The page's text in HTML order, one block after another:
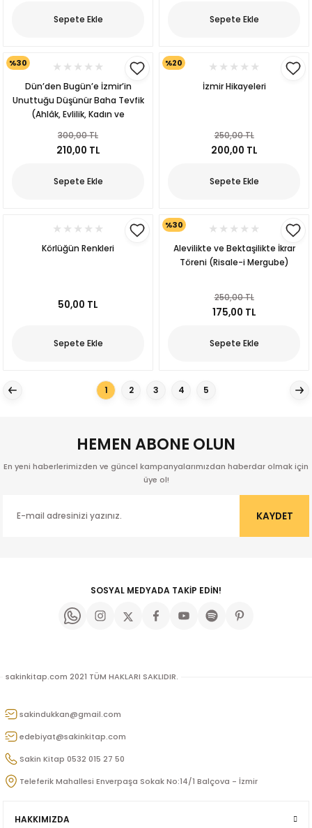
Sepete Ekle Sepete Ekle
%30
Dün’den Bugün’e İzmir’in
Unuttuğu Düşünür Baha Tevfik
(Ahlâk, Evlilik, Kadın ve
300,00 TL
210,00 TL
Sepete Ekle
%20
İzmir Hikayeleri
250,00 TL
200,00 TL
Sepete Ekle
Körlüğün Renkleri
50,00 TL
Sepete Ekle
%30
Alevilikte ve Bektaşilikte İkrar
Töreni (Risale-i Mergube)
250,00 TL
175,00 TL
Sepete Ekle
1 2 3 4 5
HEMEN ABONE OLUN
En yeni haberlerimizden ve güncel kampanyalarımızdan haberdar olmak için
üye ol!
KAYDET
SOSYAL MEDYADA TAKİP EDİN!
sakinkitap.com 2021 TÜM HAKLARI SAKLIDIR.
sakindukkan@gmail.com
edebiyat@sakinkitap.com
Sakin Kitap 0532 015 27 50
Teleferik Mahallesi Enverpaşa Sokak No:14/1 Balçova - İzmir
HAKKIMIZDA